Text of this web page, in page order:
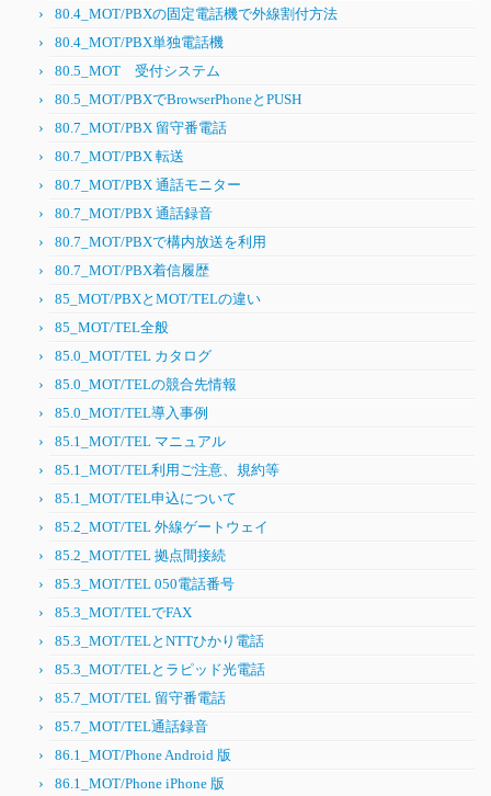
80.4_MOT/PBXの固定電話機で外線割付方法
80.4_MOT/PBX単独電話機
80.5_MOT 受付システム
80.5_MOT/PBXでBrowserPhoneとPUSH
80.7_MOT/PBX 留守番電話
80.7_MOT/PBX 転送
80.7_MOT/PBX 通話モニター
80.7_MOT/PBX 通話録音
80.7_MOT/PBXで構内放送を利用
80.7_MOT/PBX着信履歴
85_MOT/PBXとMOT/TELの違い
85_MOT/TEL全般
85.0_MOT/TEL カタログ
85.0_MOT/TELの競合先情報
85.0_MOT/TEL導入事例
85.1_MOT/TEL マニュアル
85.1_MOT/TEL利用ご注意、規約等
85.1_MOT/TEL申込について
85.2_MOT/TEL 外線ゲートウェイ
85.2_MOT/TEL 拠点間接続
85.3_MOT/TEL 050電話番号
85.3_MOT/TELでFAX
85.3_MOT/TELとNTTひかり電話
85.3_MOT/TELとラピッド光電話
85.7_MOT/TEL 留守番電話
85.7_MOT/TEL通話録音
86.1_MOT/Phone Android 版
86.1_MOT/Phone iPhone 版